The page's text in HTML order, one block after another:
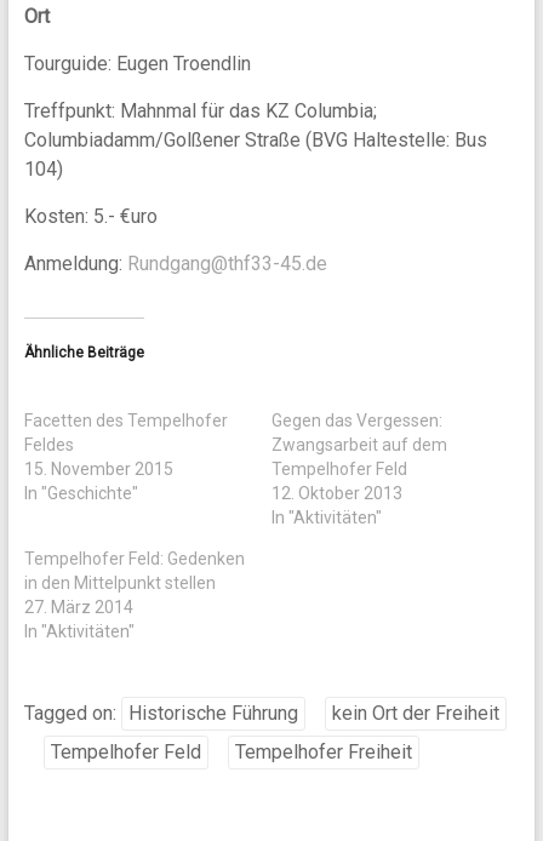
Ort
Tourguide: Eugen Troendlin
Treffpunkt: Mahnmal für das KZ Columbia;
Columbiadamm/Golßener Straße (BVG Haltestelle: Bus
104)
Kosten: 5.- €uro
Anmeldung: Rundgang@thf33-45.de
Ähnliche Beiträge
Facetten des Tempelhofer
Feldes
15. November 2015
In "Geschichte"
Gegen das Vergessen:
Zwangsarbeit auf dem
Tempelhofer Feld
12. Oktober 2013
In "Aktivitäten"
Tempelhofer Feld: Gedenken
in den Mittelpunkt stellen
27. März 2014
In "Aktivitäten"
Tagged on: Historische Führung
kein Ort der Freiheit
Tempelhofer Feld
Tempelhofer Freiheit